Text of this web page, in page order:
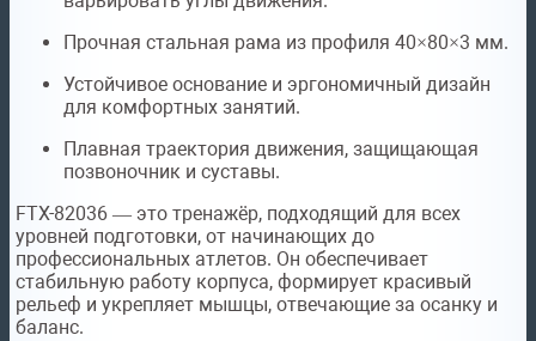
Прочная стальная рама из профиля 40×80×3 мм.
Устойчивое основание и эргономичный дизайн
для комфортных занятий.
Плавная траектория движения, защищающая
позвоночник и суставы.
FTX-82036 — это тренажёр, подходящий для всех
уровней подготовки, от начинающих до
профессиональных атлетов. Он обеспечивает
стабильную работу корпуса, формирует красивый
рельеф и укрепляет мышцы, отвечающие за осанку и
баланс.